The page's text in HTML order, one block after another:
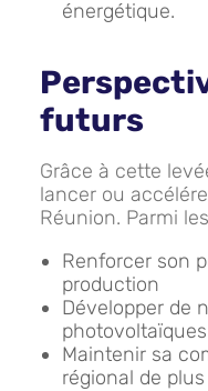
énergétique.
futurs
Grâce à cette
lancer ou
Réunion. Parmi
Renforcer son
production
Développer de
Maintenir sa
régional de